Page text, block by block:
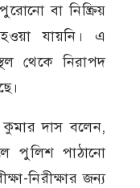
বা নিষ্ক্রিয়
যায়নি। এ
থেকে নিরাপদ
কুমার দাস বলেন,
পুলিশ পাঠানো
নিরীক্ষার জন্য